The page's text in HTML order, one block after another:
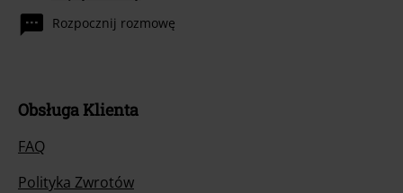
Rozpocznij rozmowę
Obsługa Klienta
FAQ
Polityka Zwrotów